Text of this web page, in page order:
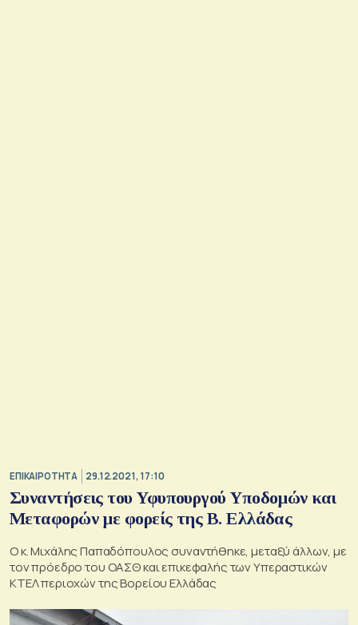
ΕΠΙΚΑΙΡΟΤΗΤΑ 29.12.2021, 17:10
Συναντήσεις του Υφυπουργού Υποδομών και
Μεταφορών με φορείς της Β. Ελλάδας
Ο κ. Μιχάλης Παπαδόπουλος συναντήθηκε, μεταξύ άλλων, με
τον πρόεδρο του ΟΑΣΘ και επικεφαλής των Υπεραστικών
ΚΤΕΛ περιοχών της Βορείου Ελλάδας